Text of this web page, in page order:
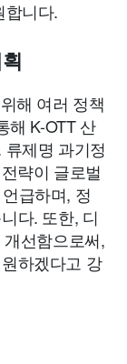
합니다.
해 여러 정책
해 K-OTT 산
제명 과기정
략이 글로벌
급하며, 정
다. 또한, 디
선함으로써,
하겠다고 강